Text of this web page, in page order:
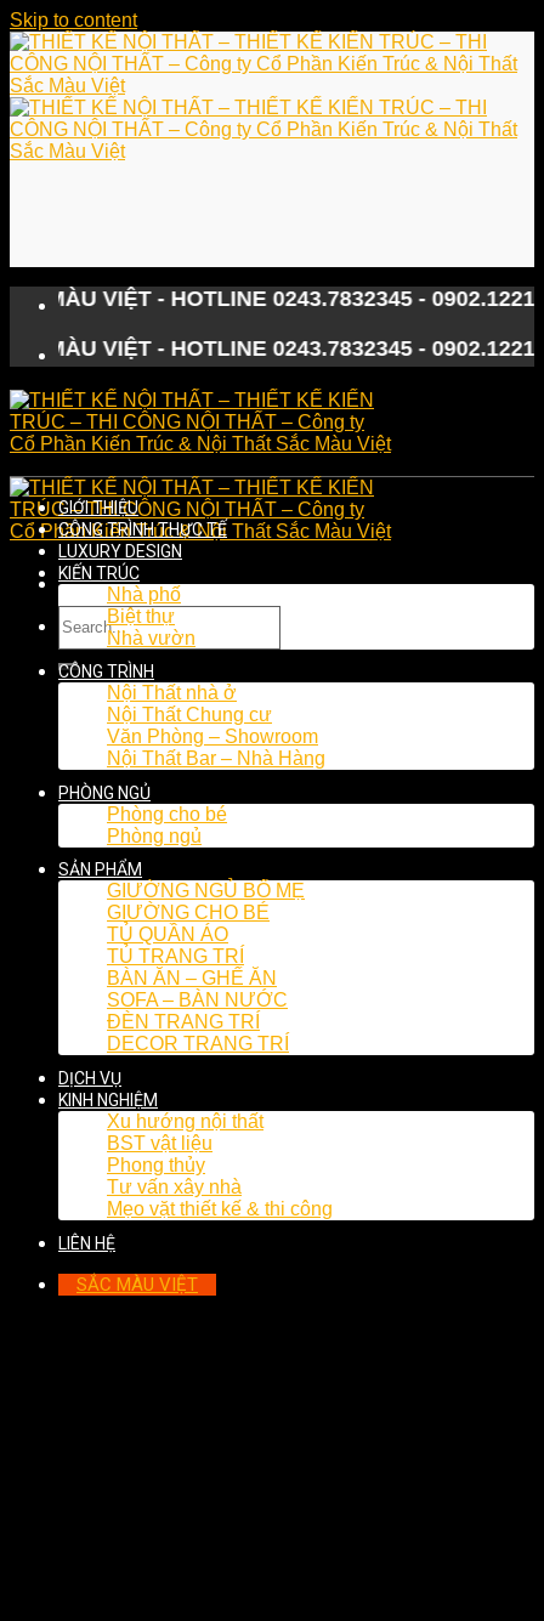
Skip to content
VIỆT - HOTLINE 0243.7832345 - 0902.122133
VIỆT - HOTLINE 0243.7832345 - 0902.122133
GIỚI THIỆU
CÔNG TRÌNH THỰC TẾ
LUXURY DESIGN
KIẾN TRÚC
Nhà phố
Biệt thự
Nhà vườn
CÔNG TRÌNH
Nội Thất nhà ở
Nội Thất Chung cư
Văn Phòng – Showroom
Nội Thất Bar – Nhà Hàng
PHÒNG NGỦ
Phòng cho bé
Phòng ngủ
SẢN PHẨM
GIƯỜNG NGỦ BỐ MẸ
GIƯỜNG CHO BÉ
TỦ QUẦN ÁO
TỦ TRANG TRÍ
BÀN ĂN – GHẾ ĂN
SOFA – BÀN NƯỚC
ĐÈN TRANG TRÍ
DECOR TRANG TRÍ
DỊCH VỤ
KINH NGHIỆM
Xu hướng nội thất
BST vật liệu
Phong thủy
Tư vấn xây nhà
Mẹo vặt thiết kế & thi công
LIÊN HỆ
SẮC MÀU VIỆT